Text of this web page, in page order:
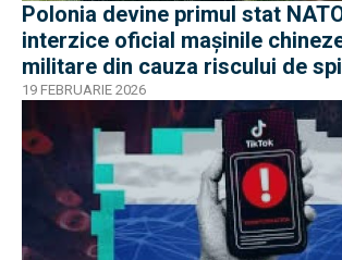
Polonia devine primul stat
interzice oficial mașinile
militare din cauza riscului de
19 FEBRUARIE 2026